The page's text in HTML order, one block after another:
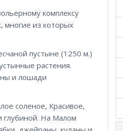
комплексу
многие из которых
пустыне (1250 м.)
растения.
и лошади
соленое, Красивое,
глубиной. На Малом